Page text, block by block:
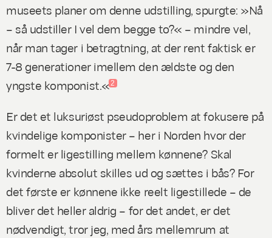
museets planer om denne udstilling, spurgte: »Nå
– så udstiller I vel dem begge to?« – mindre vel,
når man tager i betragtning, at der rent faktisk er
7-8 generationer imellem den ældste og den
yngste komponist.«2
Er det et luksuriøst pseudoproblem at fokusere på
kvindelige komponister – her i Norden hvor der
formelt er ligestilling mellem kønnene? Skal
kvinderne absolut skilles ud og sættes i bås? For
det første er kønnene ikke reelt ligestillede – de
bliver det heller aldrig – for det andet, er det
nødvendigt, tror jeg, med års mellemrum at